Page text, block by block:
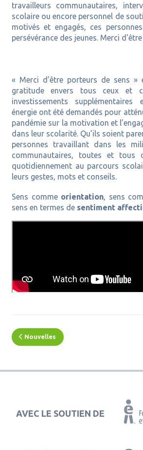
travailleurs communautaires,
scolaire ou encore personnel de
motivés et engagés, ces
persévérance des jeunes. Merci
« Merci d’être porteurs de sens »
gratitude envers tous ceux et
investissements
énergie ont été demandés pour
pandémie sur la motivation et
dans leur scolarité. Qu’ils soient
personnes travaillant dans les
communautaires, toutes et tous
quotidiennement au parcours
leurs gestes, mots et conseils.
Sens comme orientation, sens
sens en termes de sentiment
jeunes.
Découvir
Nouvelles
AVEC LE SOUTIEN DE